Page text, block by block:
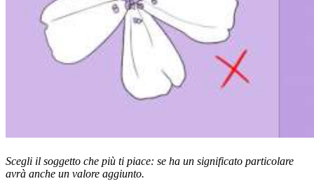
Scegli il soggetto che più ti piace: se ha un significato particolare
avrà anche un valore aggiunto.